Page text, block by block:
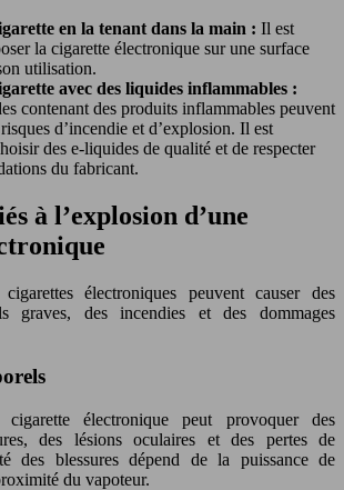
en la tenant dans la main : Il est
la cigarette électronique sur une surface
utilisation.
avec des liquides inflammables :
contenant des produits inflammables peuvent
d’incendie et d’explosion. Il est
des e-liquides de qualité et de respecter
du fabricant.
à l’explosion d’une
électroniques peuvent causer des
graves, des incendies et des dommages
électronique peut provoquer des
des lésions oculaires et des pertes de
des blessures dépend de la puissance de
du vapoteur.